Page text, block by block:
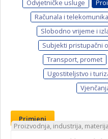
Odvjetničke usluge
Računala i
Slobodno vrijeme i
Subjekti pristupačni
Transport, promet
Ugostiteljstvo i
Primjeni
Proizvodnja, industrija,